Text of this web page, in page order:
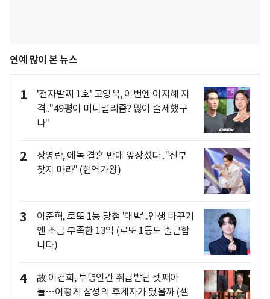
연예 많이 본 뉴스
1
'전자발찌 1호' 고영욱, 이번엔 이지혜 저
격.."49평이 미니멀리즘? 많이 출세했구
나"
2
장영란, 에녹 결혼 반대 앞장섰다.."신부
찾지 마라" (현역가왕)
3
이준혁, 로또 1등 당첨 '대박'..인생 바꾸기
엔 조금 부족한 13억 (로또 1등도 출근합
니다)
4
故 이건희, 투명인간 취급받던 셋째아
들…어떻게 삼성의 후계자가 됐을까 (셀